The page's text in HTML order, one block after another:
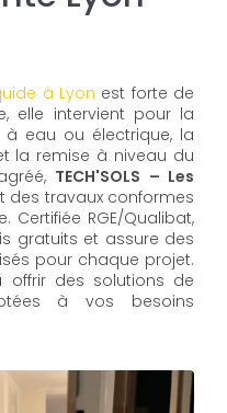
à Lyon est forte de
elle intervient pour la
eau ou électrique, la
la remise à niveau du
TECH'SOLS – Les
des travaux conformes
Certifiée RGE/Qualibat,
gratuits et assure des
pour chaque projet.
offrir des solutions de
à vos besoins